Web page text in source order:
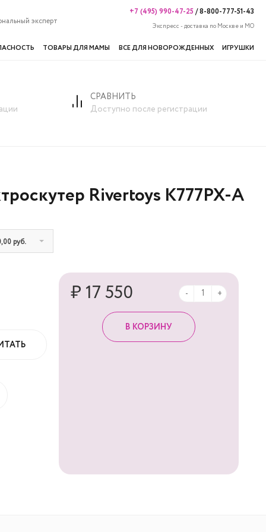
эксперт
+7 (495) 990-47-25/8-800-777-51-43
Экспресс - доставка по Москве и МО
ТОВАРЫ ДЛЯ МАМЫ ВСЕ ДЛЯ НОВОРОЖДЕННЫХ ИГРУШКИ
СРАВНИТЬ
Доступно после регистрации
Rivertoys K777PX-A
руб.
₽ 17 550 - +